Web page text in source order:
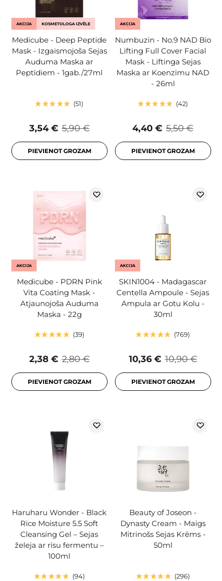
AKCIJA KOSMETOLOGA IZVĒLE
Medicube - Deep Peptide
Mask - Izgaismojoša Sejas
Auduma Maska ar
Peptīdiem - 1gab./27ml
51
5,90 €
3,54 €
PIEVIENOT GROZAM
AKCIJA
Numbuzin - No.9 NAD Bio
Lifting Full Cover Facial
Mask - Liftinga Sejas
Maska ar Koenzīmu NAD
- 26ml
42
5,50 €
4,40 €
PIEVIENOT GROZAM
AKCIJA
Medicube - PDRN Pink
Vita Coating Mask -
Atjaunojoša Auduma
Maska - 22g
39
2,80 €
2,38 €
PIEVIENOT GROZAM
AKCIJA
SKIN1004 - Madagascar
Centella Ampoule - Sejas
Ampula ar Gotu Kolu -
30ml
769
10,90 €
10,36 €
PIEVIENOT GROZAM
Haruharu Wonder - Black
Rice Moisture 5.5 Soft
Cleansing Gel – Sejas
želeja ar rīsu fermentu –
100ml
94
Beauty of Joseon -
Dynasty Cream - Maigs
Mitrinošs Sejas Krēms -
50ml
296